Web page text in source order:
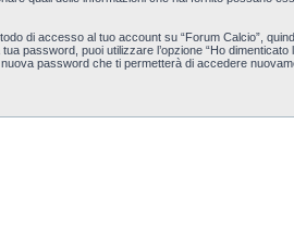
di accesso al tuo account su “Forum Calcio”,
password, puoi utilizzare l’opzione “Ho dimenticato
password che ti permetterà di accedere